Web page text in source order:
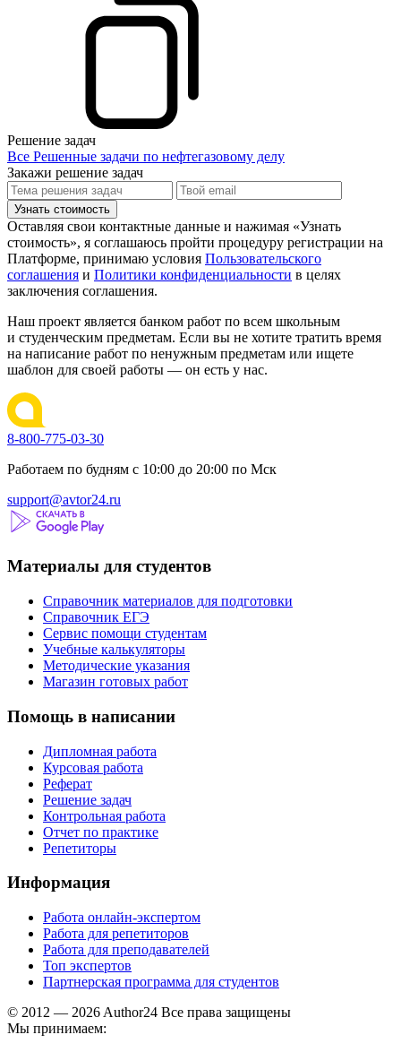
Решение задач
Все Решенные задачи по нефтегазовому делу
Закажи решение задач
Узнать стоимость
Оставляя свои контактные данные и нажимая «Узнать
стоимость», я соглашаюсь пройти процедуру регистрации на
Платформе, принимаю условия Пользовательского
соглашения и Политики конфиденциальности в целях
заключения соглашения.
Наш проект является банком работ по всем школьным
и студенческим предметам. Если вы не хотите тратить время
на написание работ по ненужным предметам или ищете
шаблон для своей работы — он есть у нас.
8-800-775-03-30
Работаем по будням с 10:00 до 20:00 по Мск
support@avtor24.ru
Материалы для студентов
Справочник материалов для подготовки
Справочник ЕГЭ
Сервис помощи студентам
Учебные калькуляторы
Методические указания
Магазин готовых работ
Помощь в написании
Дипломная работа
Курсовая работа
Реферат
Решение задач
Контрольная работа
Отчет по практике
Репетиторы
Информация
Работа онлайн-экспертом
Работа для репетиторов
Работа для преподавателей
Топ экспертов
Партнерская программа для студентов
© 2012 — 2026 Author24 Все права защищены
Мы принимаем: